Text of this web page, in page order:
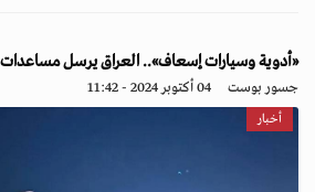
«أدوية وسيارات إسعاف».. العراق يرسل مساعدات
جسور بوست 04 أكتوبر 2024 - 11:42
أخبار